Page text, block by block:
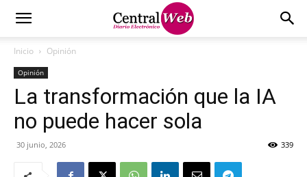
Inicio Opinión
Opinión
La transformación que la IA
no puede hacer sola
30 junio, 2026 339